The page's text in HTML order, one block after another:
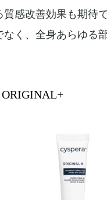
感改善効果も期待
なく、全身あらゆる